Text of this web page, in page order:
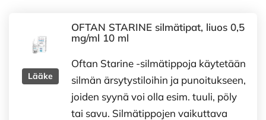
Lääke
OFTAN STARINE silmätipat, liuos 0,5
mg/ml 10 ml
Oftan Starine -silmätippoja käytetään
silmän ärsytystiloihin ja punoitukseen,
joiden syynä voi olla esim. tuuli, pöly
tai savu. Silmätippojen vaikuttava